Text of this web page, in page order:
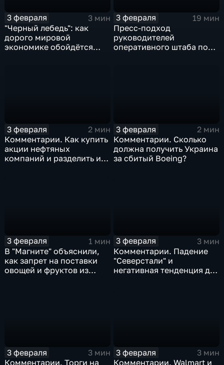
3 февраля
3 мин
"Черный лебедь": как
дорого мировой
экономике обойдётся
3 февраля
19 мин
Пресс-подход
руководителей
оперативного штаба по
3 февраля
2 мин
Комментарии. Как купить
акции нефтяных
компаний и разделить их
3 февраля
2 мин
Комментарии. Сколько
должна получить Украина
за сбитый Boeing?
3 февраля
1 мин
В "Магните" объяснили,
как запрет на поставки
овощей и фруктов из
3 февраля
3 мин
Комментарии. Падение
"Северстали" и
негативная тенденция для
3 февраля
3 мин
Комментарии. Торги на
3 февраля
3 мин
Комментарии. Walmart и